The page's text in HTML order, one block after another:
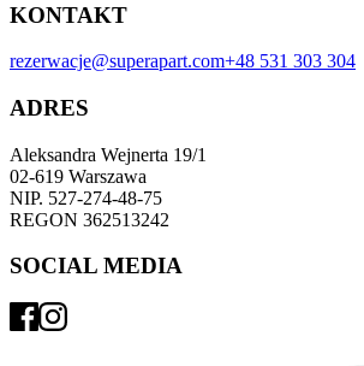
KONTAKT
rezerwacje@superapart.com+48 531 303 304
ADRES
Aleksandra Wejnerta 19/1
02-619 Warszawa
NIP. 527-274-48-75
REGON 362513242
SOCIAL MEDIA